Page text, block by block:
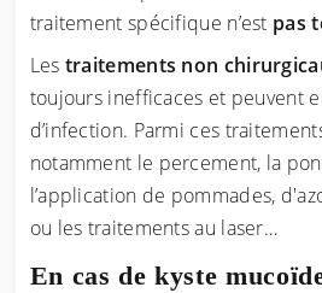
traitement spécifique n’est pas
Les traitements non
toujours inefficaces et peuvent
d’infection. Parmi ces
notamment le percement, la
l’application de pommades,
ou les traitements au laser…
En cas de kyste